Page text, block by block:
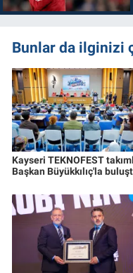
Bunlar da ilginizi
Kayseri TEKNOFEST
Başkan Büyükkılıç'la